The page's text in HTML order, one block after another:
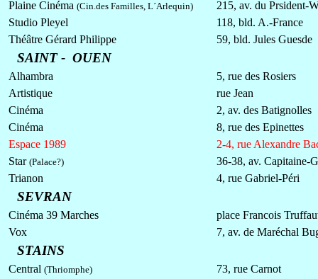
Plaine Cinéma (Cin.des Familles, L´Arlequin)
215, av. du Prsident-
Studio Pleyel
118, bld. A.-France
Théâtre Gérard Philippe
59, bld. Jules Guesde
SAINT - OUEN
Alhambra
5, rue des Rosiers
Artistique
rue Jean
Cinéma
2, av. des Batignolles
Cinéma
8, rue des Epinettes
Espace 1989
2-4, rue Alexandre
Star (Palace?)
36-38, av. Capitaine-
Trianon
4, rue Gabriel-Péri
SEVRAN
Cinéma 39 Marches
place Francois
Vox
7, av. de Maréchal
STAINS
Central (Thriomphe)
73, rue Carnot